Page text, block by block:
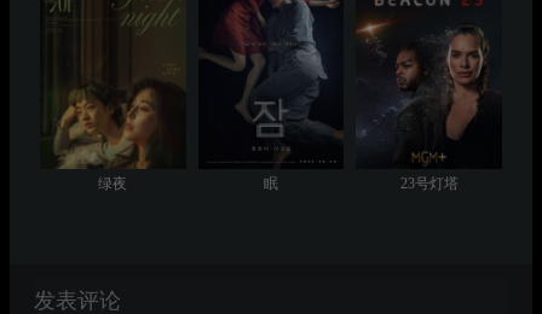
绿夜 眠 23号灯塔
发表评论